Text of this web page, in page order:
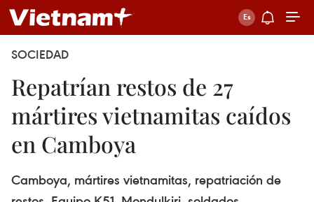
SOCIEDAD
Repatrían restos de 27
mártires vietnamitas caídos
en Camboya
Camboya, mártires vietnamitas, repatriación de